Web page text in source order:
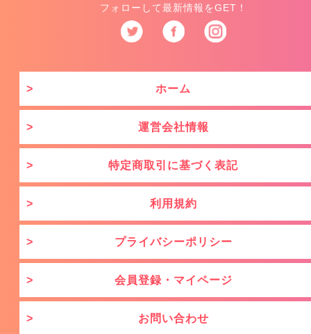
フォローして最新情報をGET！
ホーム
運営会社情報
特定商取引に基づく表記
利用規約
プライバシーポリシー
会員登録・マイページ
お問い合わせ